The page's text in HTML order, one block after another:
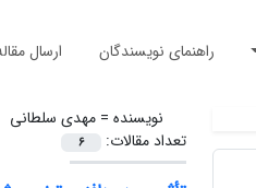
راهنمای نویسندگان ارسال
نویسنده =مهدی سلطانی
تعداد مقالات:
6